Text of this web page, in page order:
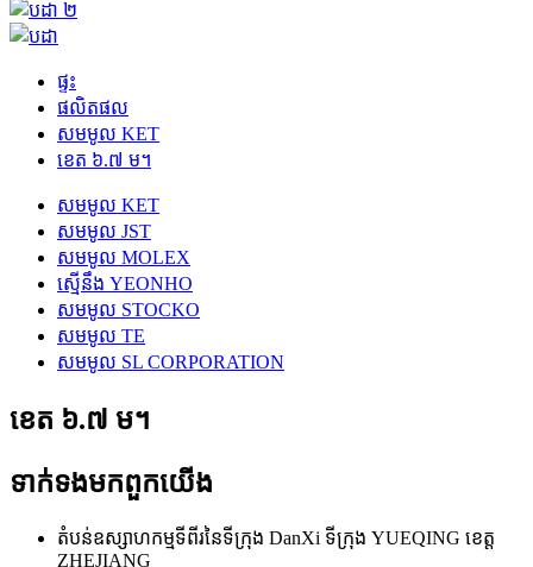
ផ្ទះ
ផលិតផល
សមមូល KET
ខេត ៦.៧ ម។
សមមូល KET
សមមូល JST
សមមូល MOLEX
ស្មើនឹង YEONHO
សមមូល STOCKO
សមមូល TE
សមមូល SL CORPORATION
ខេត ៦.៧ ម។
ទាក់ទង​មក​ពួក​យើង
តំបន់ឧស្សាហកម្មទីពីរនៃទីក្រុង DanXi ទីក្រុង YUEQING ខេត្ត
ZHEJIANG